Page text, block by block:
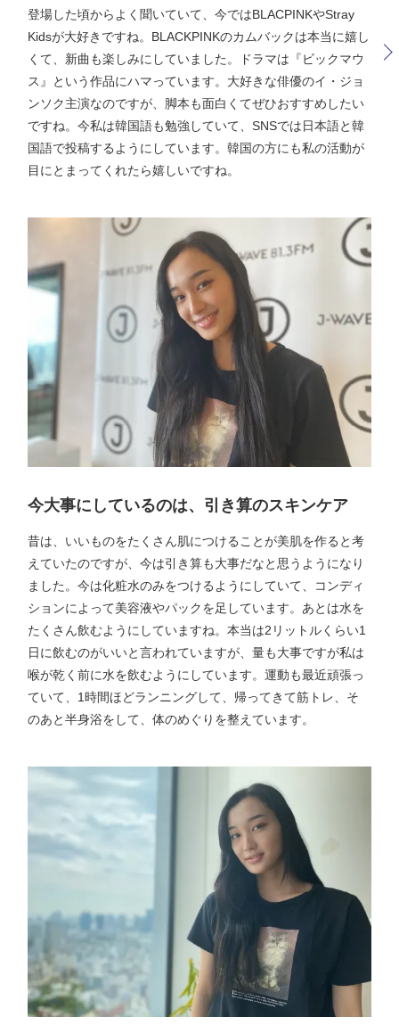
登場した頃からよく聞いていて、今ではBLACPINKやStray
Kidsが大好きですね。BLACKPINKのカムバックは本当に嬉し
くて、新曲も楽しみにしていました。ドラマは『ビックマウ
ス』という作品にハマっています。大好きな俳優のイ・ジョ
ンソク主演なのですが、脚本も面白くてぜひおすすめしたい
ですね。今私は韓国語も勉強していて、SNSでは日本語と韓
国語で投稿するようにしています。韓国の方にも私の活動が
目にとまってくれたら嬉しいですね。
今大事にしているのは、引き算のスキンケア
昔は、いいものをたくさん肌につけることが美肌を作ると考
えていたのですが、今は引き算も大事だなと思うようになり
ました。今は化粧水のみをつけるようにしていて、コンディ
ションによって美容液やパックを足しています。あとは水を
たくさん飲むようにしていますね。本当は2リットルくらい1
日に飲むのがいいと言われていますが、量も大事ですが私は
喉が乾く前に水を飲むようにしています。運動も最近頑張っ
ていて、1時間ほどランニングして、帰ってきて筋トレ、そ
のあと半身浴をして、体のめぐりを整えています。